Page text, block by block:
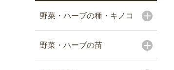
野菜・ハーブの種・キノコ
野菜・ハーブの苗